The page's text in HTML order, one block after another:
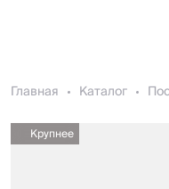
Главная Каталог
Крупнее